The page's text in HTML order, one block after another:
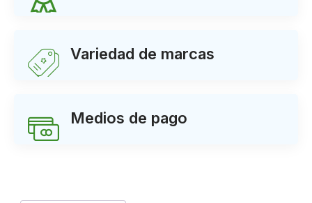
Variedad de marcas
Medios de pago